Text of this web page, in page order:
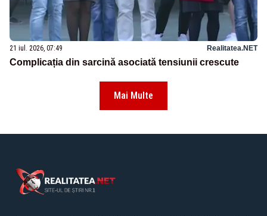
21 iul. 2026, 07:49 Realitatea.NET
Complicația din sarcină asociată tensiunii crescute
Mai Multe